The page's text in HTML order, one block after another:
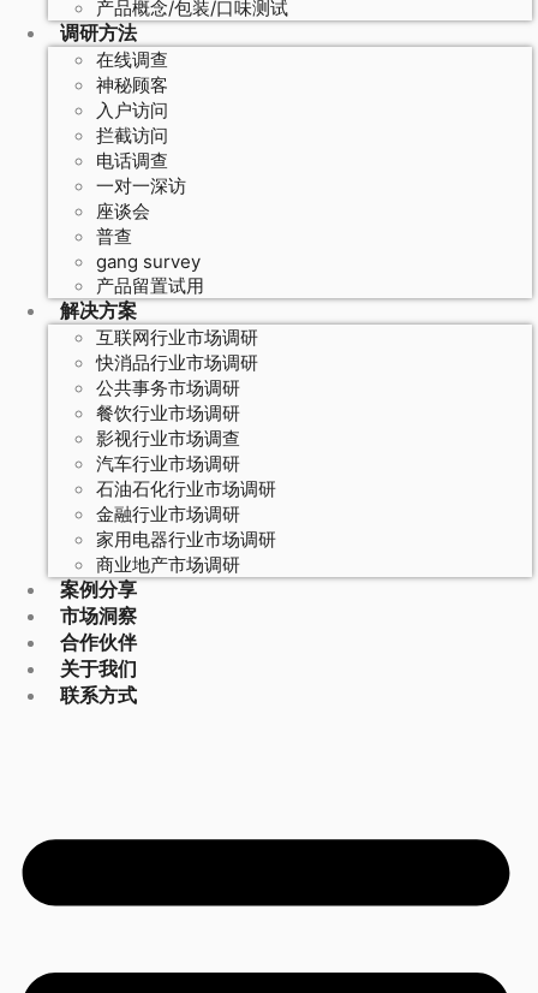
产品概念/包装/口味测试
调研方法
在线调查
神秘顾客
入户访问
拦截访问
电话调查
一对一深访
座谈会
普查
gang survey
产品留置试用
解决方案
互联网行业市场调研
快消品行业市场调研
公共事务市场调研
餐饮行业市场调研
影视行业市场调查
汽车行业市场调研
石油石化行业市场调研
金融行业市场调研
家用电器行业市场调研
商业地产市场调研
案例分享
市场洞察
合作伙伴
关于我们
联系方式